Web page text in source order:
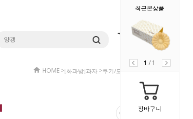
최근본상품
1/ 1
장바구니
HOME >[화과방]과자 >쿠키/모나카